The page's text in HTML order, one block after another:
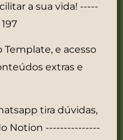
a sua vida! -----
Template, e acesso
extras e
tira dúvidas,
Notion ---------------